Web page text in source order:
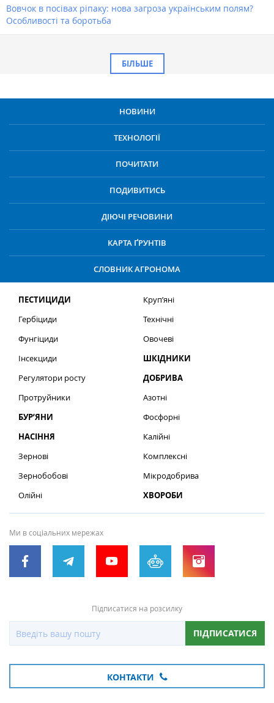
Вовчок в посівах ріпаку: нова загроза українським полям?
Особливості та боротьба
БІЛЬШЕ
НОВИНИ
ТЕХНОЛОГІЇ
ПОЧИТАТИ
ПОДИВИТИСЬ
ДІЮЧІ РЕЧОВИНИ
КАРТА ҐРУНТІВ
СЛОВНИК АГРОНОМА
ПЕСТИЦИДИ
Гербіциди
Фунгіциди
Інсекциди
Регулятори росту
Протруйники
БУР’ЯНИ
НАСІННЯ
Зернові
Зернобобові
Олійні
Круп’яні
Технічні
Овочеві
ШКІДНИКИ
ДОБРИВА
Азотні
Фосфорні
Калійні
Комплексні
Мікродобрива
ХВОРОБИ
Ми в соціальних мережах
Підписатися на розсилку
ПІДПИСАТИСЯ
КОНТАКТИ